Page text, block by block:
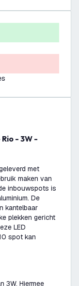
met
maken van
inbouwspots is
De
kantelbaar
plekken gericht
LED
spot kan
3W. Hiermee